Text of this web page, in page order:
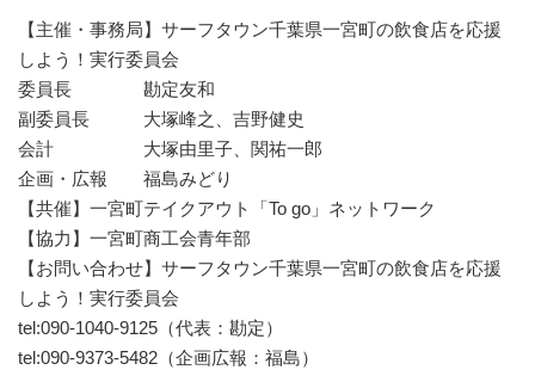
【主催・事務局】サーフタウン千葉県一宮町の飲食店を応援
しよう！実行委員会
委員長 勘定友和
副委員長 大塚峰之、吉野健史
会計 大塚由里子、関祐一郎
企画・広報 福島みどり
【共催】一宮町テイクアウト「To go」ネットワーク
【協力】一宮町商工会青年部
【お問い合わせ】サーフタウン千葉県一宮町の飲食店を応援
しよう！実行委員会
tel:090-1040-9125（代表：勘定）
tel:090-9373-5482（企画広報：福島）